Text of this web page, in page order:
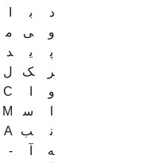
د
و
پ
ر
و
ن
ه
ب
ی
ی
ک
س
ب
م
د
ل
C
M
A
-